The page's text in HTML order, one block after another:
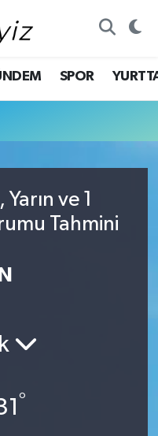
SPOR
ve 1
Tahmini
°